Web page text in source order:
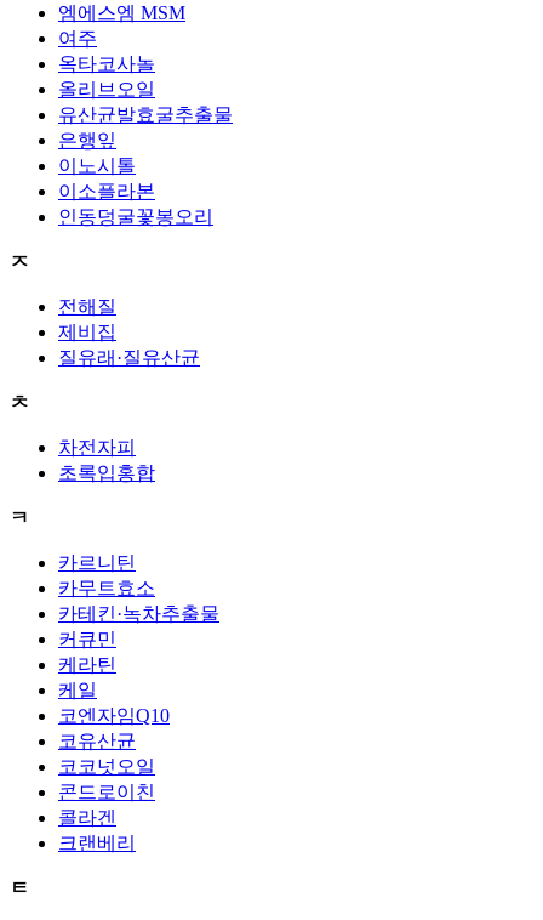
엠에스엠 MSM
여주
옥타코사놀
올리브오일
유산균발효굴추출물
은행잎
이노시톨
이소플라본
인동덩굴꽃봉오리
ㅈ
전해질
제비집
질유래·질유산균
ㅊ
차전자피
초록입홍합
ㅋ
카르니틴
카무트효소
카테킨·녹차추출물
커큐민
케라틴
케일
코엔자임Q10
코유산균
코코넛오일
콘드로이친
콜라겐
크랜베리
ㅌ